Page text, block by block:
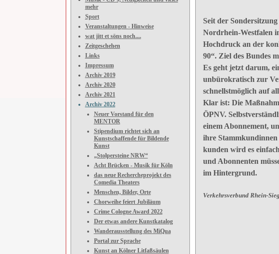
mehr
Sport
Veranstaltungen - Hinweise
wat jitt et söns noch....
Zeitgeschehen
Links
Impressum
Archiv 2019
Archiv 2020
Archiv 2021
Archiv 2022
Neuer Vorstand für den
MENTOR
Stipendium richtet sich an
Kunstschaffende für Bildende
Kunst
„Stolpersteine NRW“
Acht Brücken - Musik für Köln
das neue Rechercheprojekt des
Comedia Theaters
Menschen, Bilder, Orte
Chorweihe feiert Jubiläum
Crime Cologne Award 2022
Der etwas andere Kunstkatalog
Wanderausstellung des MiQua
Portal zur Sprache
Kunst an Kölner Litfaßsäulen
Seit der
Nordrhein-Westfalen
Hochdruck an der
90“. Ziel des Bundes
Es geht jetzt darum,
unbürokratisch zur
schnellstmöglich auf
Klar ist: Die
ÖPNV.
einem Abonnement,
ihre
kunden wird es
und Abonnenten
im Hintergrund.
Verkehrsverbund Rhein-